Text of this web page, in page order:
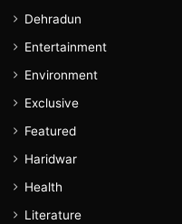
Dehradun
Entertainment
Environment
Exclusive
Featured
Haridwar
Health
Literature